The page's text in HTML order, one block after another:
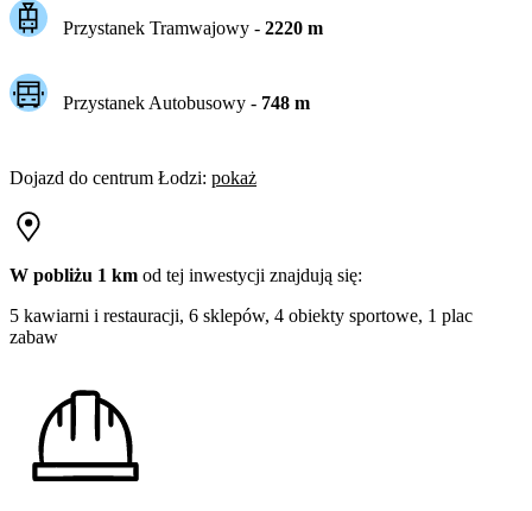
Przystanek Tramwajowy - 2220m
Przystanek Autobusowy - 748m
Dojazd do centrum Łodzi: pokaż
W pobliżu 1 km od tej inwestycji znajdują się:
5 kawiarni i restauracji, 6 sklepów, 4 obiekty sportowe, 1 plac
zabaw